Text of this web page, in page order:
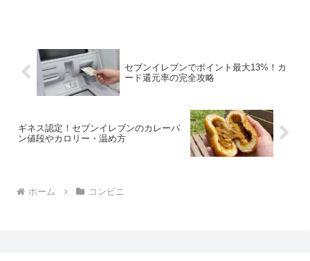
セブンイレブンでポイント最大13%！カ
ード還元率の完全攻略
ギネス認定！セブンイレブンのカレーパ
ン値段やカロリー・温め方
ホーム コンビニ